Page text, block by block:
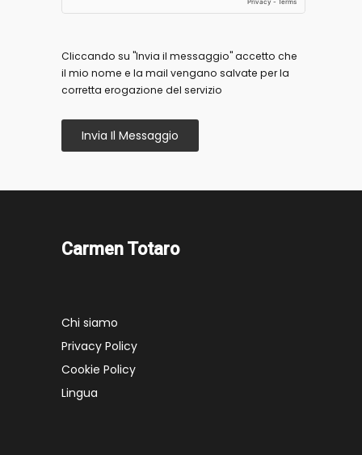
Cliccando su "Invia il messaggio" accetto che
il mio nome e la mail vengano salvate per la
corretta erogazione del servizio
Invia Il Messaggio
Carmen Totaro
Chi siamo
Privacy Policy
Cookie Policy
Lingua